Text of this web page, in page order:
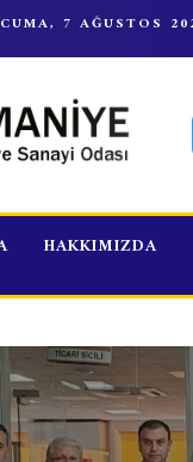
CUMA, 7 AĞUSTOS
-YENİLİKÇİ
HAKKIMIZDA